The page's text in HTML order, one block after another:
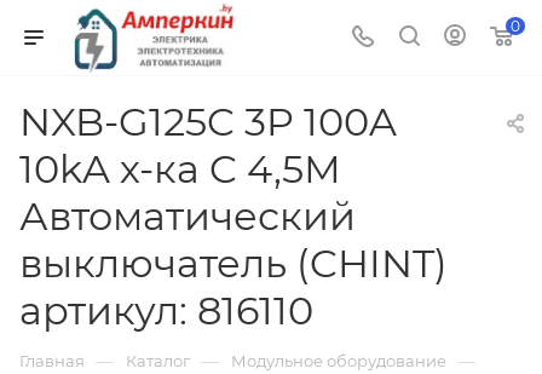
0
NXB-G125C 3P 100A
10kA х-ка C 4,5М
Автоматический
выключатель (CHINT)
артикул: 816110
Главная — Каталог — Модульное оборудование —